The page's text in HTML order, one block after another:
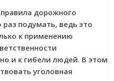
дорожного
подумать, ведь это
к применению
и к гибели людей. В этом
уголовная